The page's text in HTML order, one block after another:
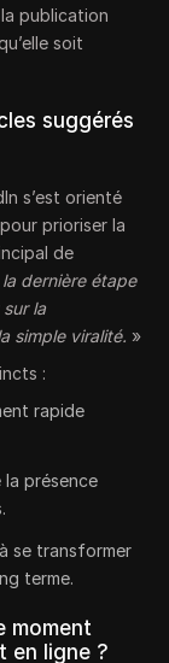
publication
soit
suggérés
s’est orienté
prioriser la
de
la dernière étape
la
simple viralité. »
:
rapide
présence
se transformer
terme.
moment
en ligne ?